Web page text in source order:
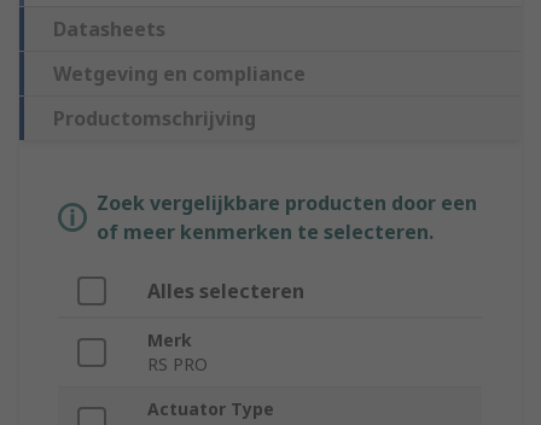
Datasheets
Wetgeving en compliance
Productomschrijving
Zoek vergelijkbare producten door een
of meer kenmerken te selecteren.
Alles selecteren
Merk
RS PRO
Actuator Type